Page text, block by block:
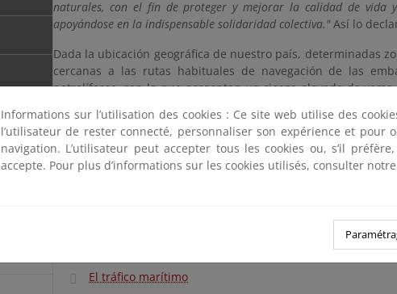
naturales, con el fin de proteger y mejorar la calidad de vida
apoyándose en la indispensable solidaridad colectiva."Así lo
Dada la ubicación geográfica de nuestro país, determinadas
cercanas a las rutas habituales de navegación de las
petrolíferos, con lo que presentan un riesgo elevado de
prevención y lucha contra la contaminación marina.
Cuando uno de estos accidentes tiene lugar en las costas
instituciones y organismos nacionales e internacionales
El tráfico marítimo
Informations sur l’utilisation des cookies : Ce site web utilise des
l’utilisateur de rester connecté, personnaliser son expérience et pour
navigation. L’utilisateur peut accepter tous les cookies ou, s’il
accepte. Pour plus d’informations sur les cookies utilisés, consulter notre